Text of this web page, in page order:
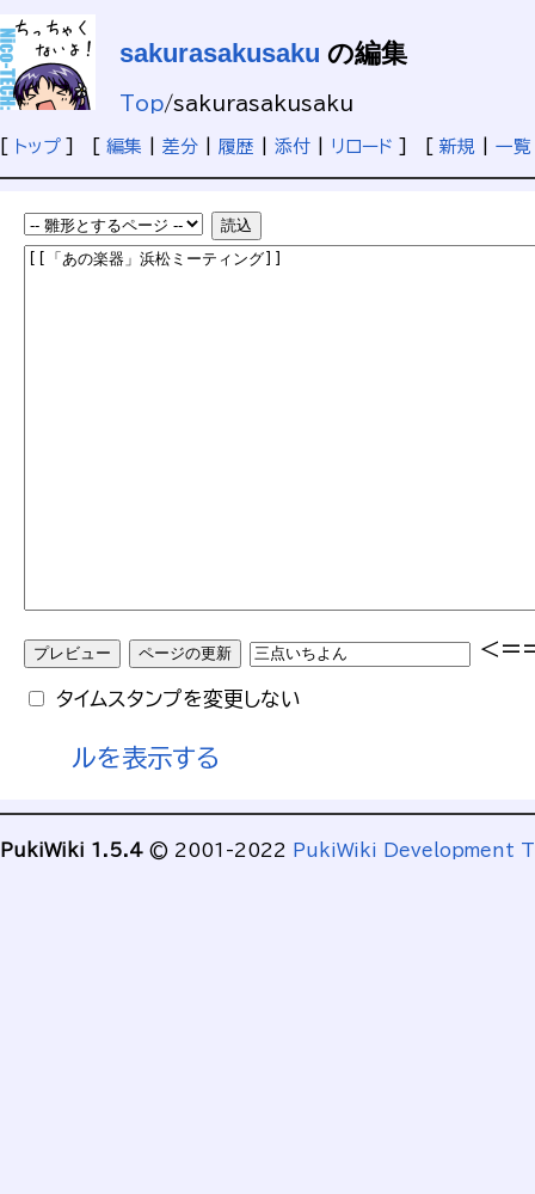
sakurasakusaku の編集
Top/sakurasakusaku
トップ] [ 編集 差分 履歴 添付 リロード 新規 一覧
タイムスタンプを変更しない
ルを表示する
PukiWiki 1.5.4 © 2001-2022 PukiWiki Development